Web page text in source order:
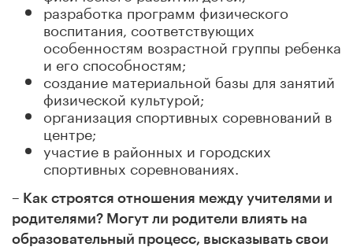
разработка программ физического
воспитания, соответствующих
особенностям возрастной группы ребенка
и его способностям;
создание материальной базы для занятий
физической культурой;
организация спортивных соревнований в
центре;
участие в районных и городских
спортивных соревнованиях.
– Как строятся отношения между учителями и
родителями? Могут ли родители влиять на
образовательный процесс, высказывать свои